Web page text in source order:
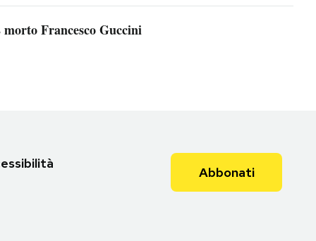
morto Francesco Guccini
Abbonati